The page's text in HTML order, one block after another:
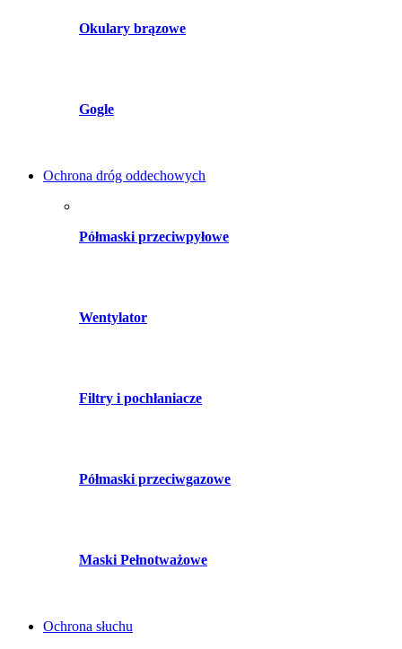
Okulary brązowe
Gogle
Ochrona dróg oddechowych
Półmaski przeciwpyłowe
Wentylator
Filtry i pochłaniacze
Półmaski przeciwgazowe
Maski Pełnotważowe
Ochrona słuchu